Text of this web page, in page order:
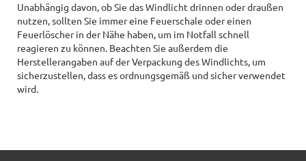
Unabhängig davon, ob Sie das Windlicht drinnen oder draußen
nutzen, sollten Sie immer eine Feuerschale oder einen
Feuerlöscher in der Nähe haben, um im Notfall schnell
reagieren zu können. Beachten Sie außerdem die
Herstellerangaben auf der Verpackung des Windlichts, um
sicherzustellen, dass es ordnungsgemäß und sicher verwendet
wird.